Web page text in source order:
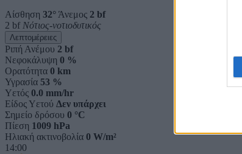
Αίσθηση 32° Άνεμος 2 bf
2 bf Νότιος-νοτιοδυτικός
Λεπτομέρειες
Ριπή Ανέμου 2 bf
Νεφοκάλυψη 0 %
Ορατότητα 0 km
Υγρασία 53 %
Υετός 0.0 mm/hr
Είδος Υετού Δεν υπάρχει
Σημείο δρόσου 0 °C
Πίεση 1009 hPa
Ηλιακή ακτινοβολία 0 W/m²
14:00